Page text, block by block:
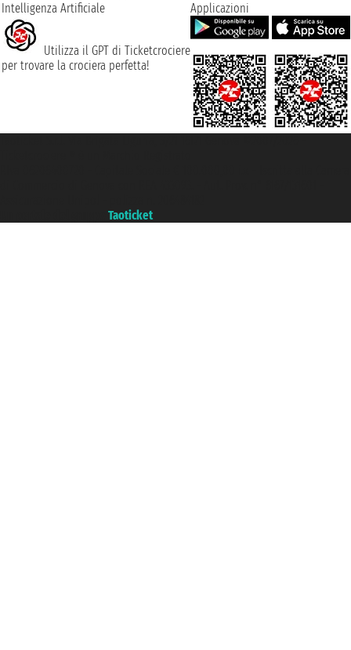
Intelligenza Artificiale
Utilizza il GPT di Ticketcrociere
per trovare la crociera perfetta!
Applicazioni
Taoticket